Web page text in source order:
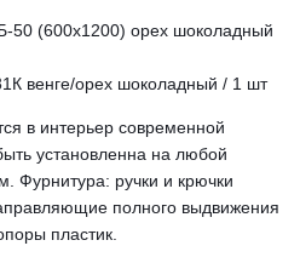
(600х1200) орех шоколадный
венге/орех шоколадный / 1 шт
в интерьер современной
установленна на любой
Фурнитура: ручки и крючки
полного выдвижения
пластик.